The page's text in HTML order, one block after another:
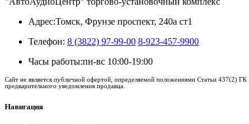
Адрес:Томск, Фрунзе проспект, 240а ст1
Телефон: 8 (3822) 97-99-00 8-923-457-9900
Часы работы:пн-вс 10:00-19:00
Сайт не является публичной офертой, определяемой положениями Статьи 437(2)
предварительного уведомления продавца.
Навигация